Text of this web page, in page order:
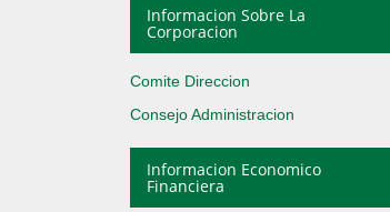
Informacion Sobre La
Corporacion
Comite Direccion
Consejo Administracion
Informacion Economico
Financiera